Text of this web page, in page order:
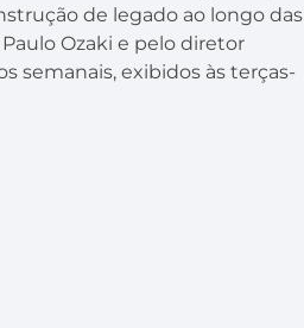
de legado ao longo das
Ozaki e pelo diretor
semanais, exibidos às terças-